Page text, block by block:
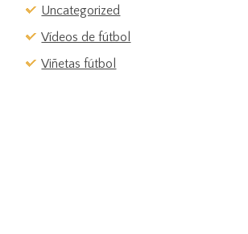
Uncategorized
Vídeos de fútbol
Viñetas fútbol